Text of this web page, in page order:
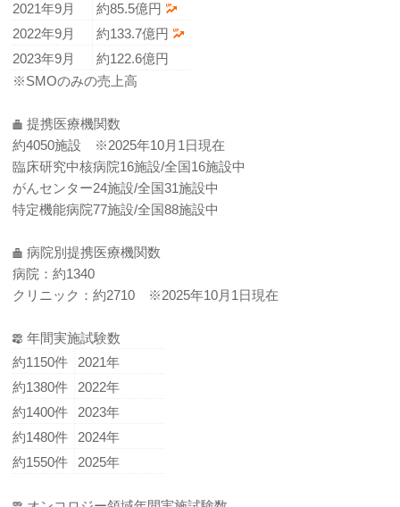
2021年9月
約85.5億円
2022年9月
約133.7億円
2023年9月
約122.6億円
※SMOのみの売上高
提携医療機関数
約4050施設 ※2025年10月1日現在
臨床研究中核病院16施設/全国16施設中
がんセンター24施設/全国31施設中
特定機能病院77施設/全国88施設中
病院別提携医療機関数
病院：約1340
クリニック：約2710 ※2025年10月1日現在
年間実施試験数
約1150件
2021年
約1380件
2022年
約1400件
2023年
約1480件
2024年
約1550件
2025年